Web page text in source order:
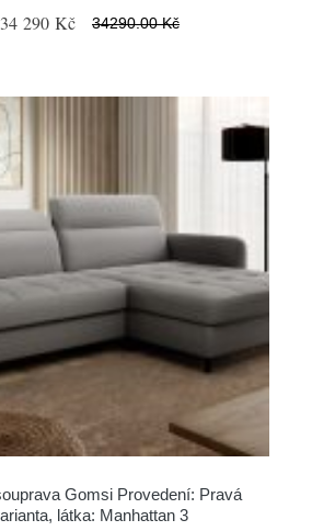
34 290 Kč 34290.00 Kč
Gomsi Provedení: Pravá
látka: Manhattan 3